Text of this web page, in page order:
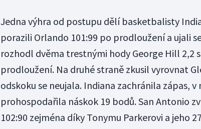
Jedna výhra od postupu dělí basketbalisty
porazili Orlando 101:99 po prodloužení a ujali
rozhodl dvěma trestnými hody George Hill 2,2
prodloužení. Na druhé straně zkusil vyrovnat
odskoku se neujala. Indiana zachránila zápas,
prohospodařila náskok 19 bodů. San Antonio
102:90 zejména díky Tonymu Parkerovi a jeho